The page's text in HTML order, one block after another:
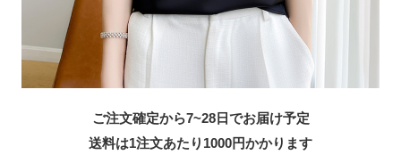
ご注文確定から7~28日でお届け予定
送料は1注文あたり 1000円かかります